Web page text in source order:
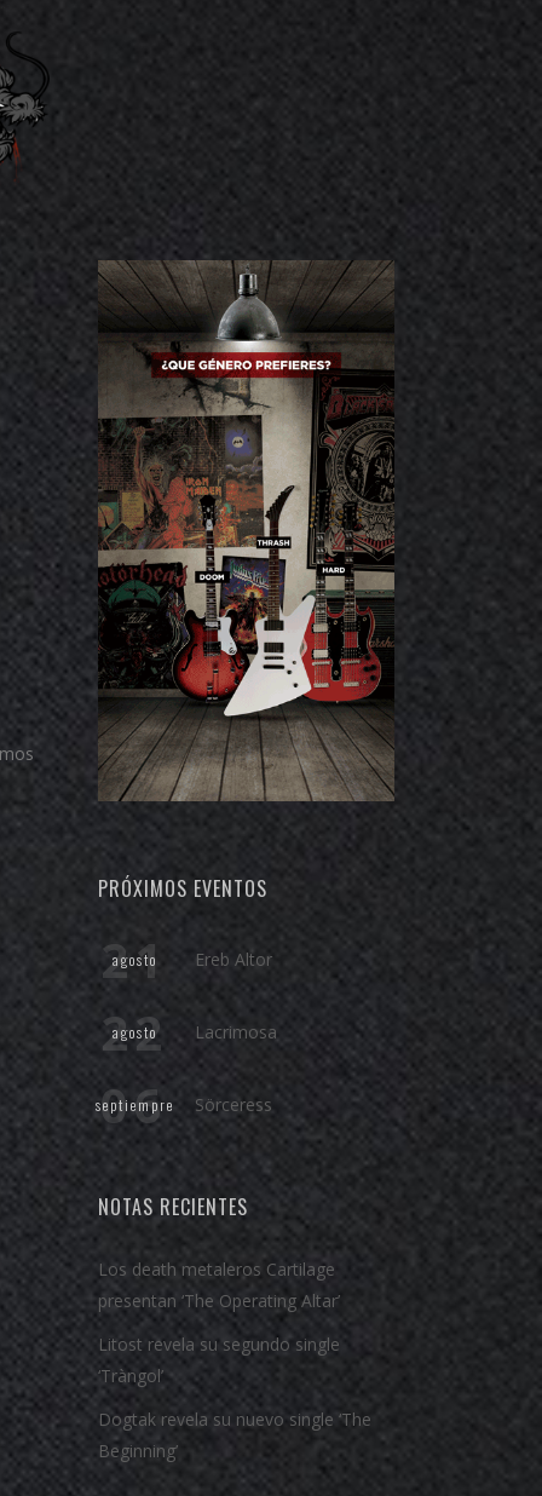
PRÓXIMOS EVENTOS
21
agosto Ereb Altor
22
agosto Lacrimosa
06
septiempre Sörceress
NOTAS RECIENTES
Los death metaleros Cartilage
presentan ‘The Operating Altar’
Litost revela su segundo single
‘Tràngol’
Dogtak revela su nuevo single ‘The
Beginning’